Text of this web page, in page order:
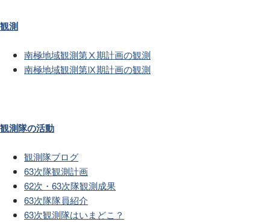
観測
南極地域観測第Ⅹ期計画の観測
南極地域観測第Ⅸ期計画の観測
観測隊の活動
観測隊ブログ
63次隊観測計画
62次・63次隊観測成果
63次隊隊員紹介
63次観測隊はいまどこ？